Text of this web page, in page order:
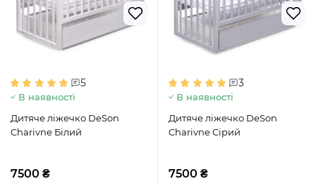
5
В наявності
Дитяче ліжечко DeSon
Charivne Білий
7500 ₴
3
В наявності
Дитяче ліжечко DeSon
Charivne Сірий
7500 ₴